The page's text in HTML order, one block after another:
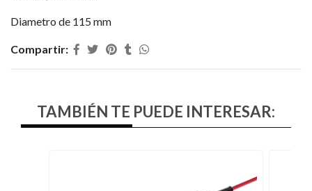
Diametro de 115 mm
Compartir:
TAMBIÉN TE PUEDE INTERESAR: